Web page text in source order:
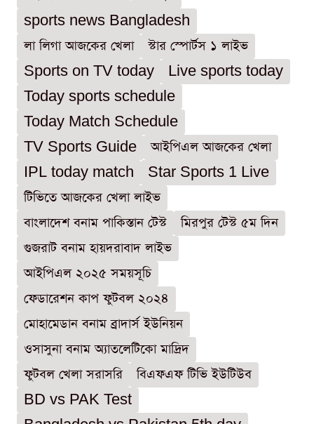
sports news Bangladesh
লা লিগা আজকের খেলা
স্টার স্পোর্টস ১ লাইভ
Sports on TV today
Live sports today
Today sports schedule
Today Match Schedule
TV Sports Guide
আইপিএল আজকের খেলা
IPL today match
Star Sports 1 Live
টিভিতে আজকের খেলা লাইভ
বাংলাদেশ বনাম পাকিস্তান টেস্ট
মিরপুর টেস্ট ৫ম দিন
গুজরাট বনাম হায়দরাবাদ লাইভ
আইপিএল ২০২৫ সময়সূচি
ফেডারেশন কাপ ফুটবল ২০২৪
মোহামেডান বনাম ব্রাদার্স ইউনিয়ন
ওসাসুনা বনাম অ্যাতলেটিকো মাদ্রিদ
ফুটবল খেলা সরাসরি
বিএফএফ টিভি ইউটিউব
BD vs PAK Test